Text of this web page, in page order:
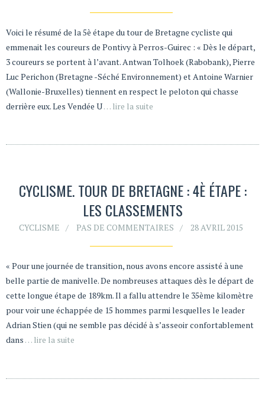
Voici le résumé de la 5è étape du tour de Bretagne cycliste qui
emmenait les coureurs de Pontivy à Perros-Guirec : « Dès le départ,
3 coureurs se portent à l’avant. Antwan Tolhoek (Rabobank), Pierre
Luc Perichon (Bretagne -Séché Environnement) et Antoine Warnier
(Wallonie-Bruxelles) tiennent en respect le peloton qui chasse
derrière eux. Les Vendée U… lire la suite
CYCLISME. TOUR DE BRETAGNE : 4È ÉTAPE :
LES CLASSEMENTS
CYCLISME PAS DE COMMENTAIRES 28 AVRIL 2015
« Pour une journée de transition, nous avons encore assisté à une
belle partie de manivelle. De nombreuses attaques dès le départ de
cette longue étape de 189km. Il a fallu attendre le 35ème kilomètre
pour voir une échappée de 15 hommes parmi lesquelles le leader
Adrian Stien (qui ne semble pas décidé à s’asseoir confortablement
dans … lire la suite